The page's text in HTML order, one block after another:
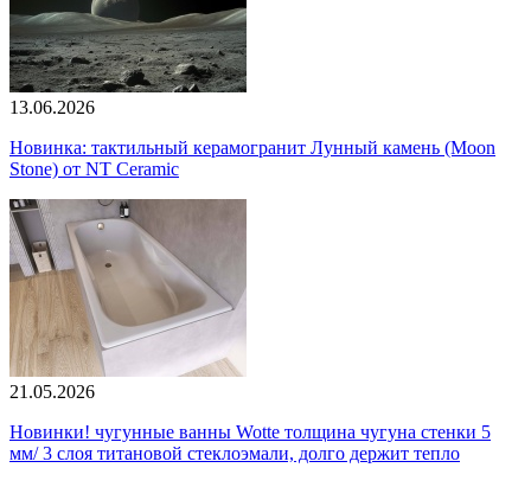
13.06.2026
Новинка: тактильный керамогранит Лунный камень (Moon
Stone) от NT Ceramic
21.05.2026
Новинки! чугунные ванны Wotte толщина чугуна стенки 5
мм/ 3 слоя титановой стеклоэмали, долго держит тепло